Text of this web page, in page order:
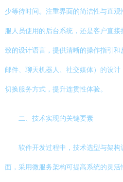
少等待时间。注重界面的简洁性与直
服人员使用的后台系统，还是客户直
致的设计语言，提供清晰的操作指引和
邮件、聊天机器人、社交媒体）的设
切换服务方式，提升连贯性体验。
二、技术实现的关键要素
软件开发过程中，技术选型与架
面，采用微服务架构可提高系统的灵